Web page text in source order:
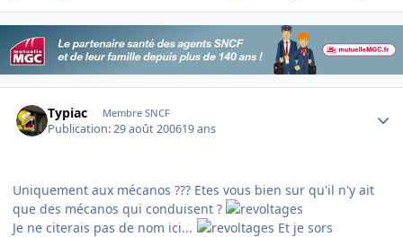
Typiac Membre SNCF
Publication:29 août 200619 ans
Uniquement aux mécanos ??? Etes vous bien sur qu'il n'y ait
que des mécanos qui conduisent ?
Je ne citerais pas de nom ici...
Et je sors